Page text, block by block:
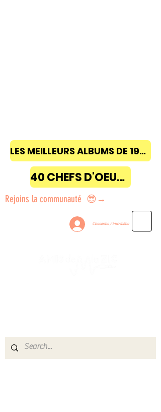
LES MEILLEURS ALBUMS DE 1968 à 2018
40 CHEFS D'OEUVRE
Rejoins la communauté 😎→
Connexion / Inscription